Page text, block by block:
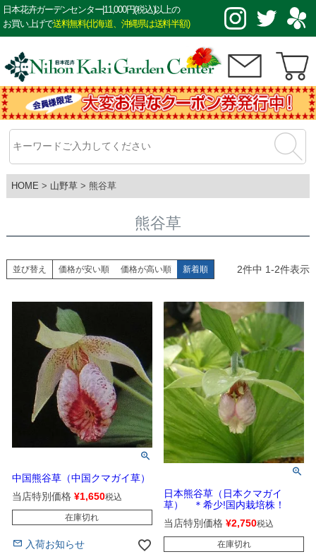
日本花卉ガーデンセンター|11,000円(税込)以上の
お買い上げで送料無料(北海道、沖縄県は送料半額)
HOME 山野草 熊谷草
熊谷草
並び替え 価格が安い順 価格が高い順 新着順 2件中 1-2件表示
中国熊谷草（中国クマガイ草）
当店特別価格 ¥1,650税込
在庫切れ
入荷お知らせ
日本熊谷草（日本クマガイ
草） ＊希少!国内栽培株！
当店特別価格 ¥2,750税込
在庫切れ